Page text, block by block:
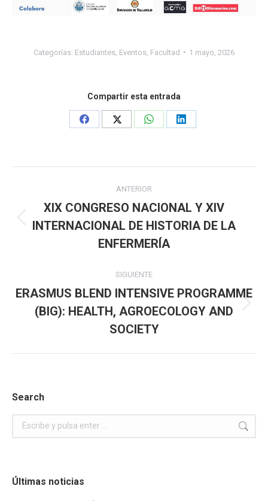
Categorías: Estudiantes Eventos Facultad 1 mayo, 2026
Compartir esta entrada
Share
Share
Share
Share
Navegación
entre
publicaciones
ANTERIOR
Publicación
anterior:
XIX CONGRESO NACIONAL Y XIV
INTERNACIONAL DE HISTORIA DE LA
ENFERMERÍA
SIGUIENTE
Publicación
siguiente:
ERASMUS BLEND INTENSIVE PROGRAMME
(BIG): HEALTH, AGROECOLOGY AND
SOCIETY
Search
Buscar:
Últimas noticias